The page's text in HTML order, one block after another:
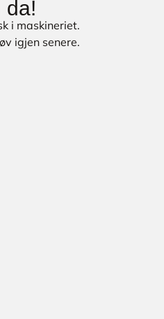
da!
i maskineriet.
igjen senere.